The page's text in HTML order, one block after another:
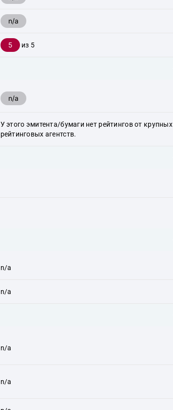
n/a
5 из 5
n/a
У этого эмитента/бумаги нет рейтингов от крупных
рейтинговых агентств.
n/a
n/a
n/a
n/a